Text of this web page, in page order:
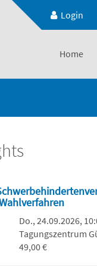
Login
Home
Do., 24.09.2026,
Tagungszentrum
49,00 €